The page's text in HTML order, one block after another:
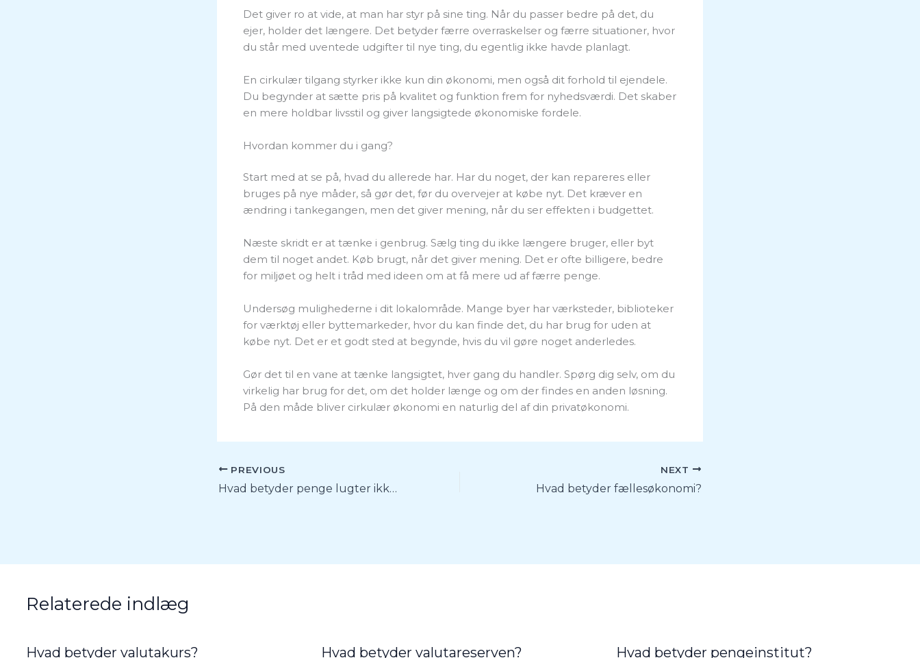
Det giver ro at vide, at man har styr på sine ting. Når du passer bedre på det, du
ejer, holder det længere. Det betyder færre overraskelser og færre situationer, hvor
du står med uventede udgifter til nye ting, du egentlig ikke havde planlagt.
En cirkulær tilgang styrker ikke kun din økonomi, men også dit forhold til ejendele.
Du begynder at sætte pris på kvalitet og funktion frem for nyhedsværdi. Det skaber
en mere holdbar livsstil og giver langsigtede økonomiske fordele.
Hvordan kommer du i gang?
Start med at se på, hvad du allerede har. Har du noget, der kan repareres eller
bruges på nye måder, så gør det, før du overvejer at købe nyt. Det kræver en
ændring i tankegangen, men det giver mening, når du ser effekten i budgettet.
Næste skridt er at tænke i genbrug. Sælg ting du ikke længere bruger, eller byt
dem til noget andet. Køb brugt, når det giver mening. Det er ofte billigere, bedre
for miljøet og helt i tråd med ideen om at få mere ud af færre penge.
Undersøg mulighederne i dit lokalområde. Mange byer har værksteder, biblioteker
for værktøj eller byttemarkeder, hvor du kan finde det, du har brug for uden at
købe nyt. Det er et godt sted at begynde, hvis du vil gøre noget anderledes.
Gør det til en vane at tænke langsigtet, hver gang du handler. Spørg dig selv, om du
virkelig har brug for det, om det holder længe og om der findes en anden løsning.
På den måde bliver cirkulær økonomi en naturlig del af din privatøkonomi.
PREVIOUS
Hvad betyder penge lugter ikke?
NEXT
Hvad betyder fællesøkonomi?
Relaterede indlæg
Hvad betyder valutakurs? Hvad betyder valutareserven? Hvad betyder pengeinstitut?